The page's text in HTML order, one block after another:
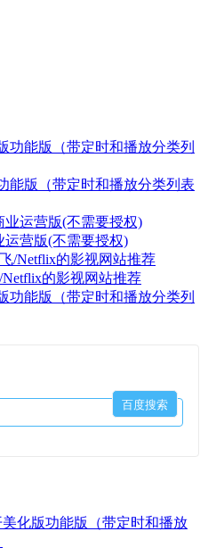
能版（带定时和播放分类列表
运营版(不需要授权)
的影视网站推荐